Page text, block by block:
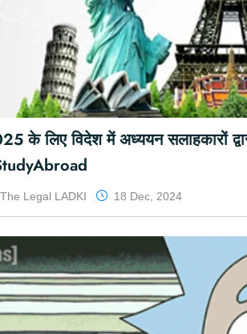
Kar case: अपराध की परवाह किए
Adv_Prathvi Raj 29 Aug, 2024